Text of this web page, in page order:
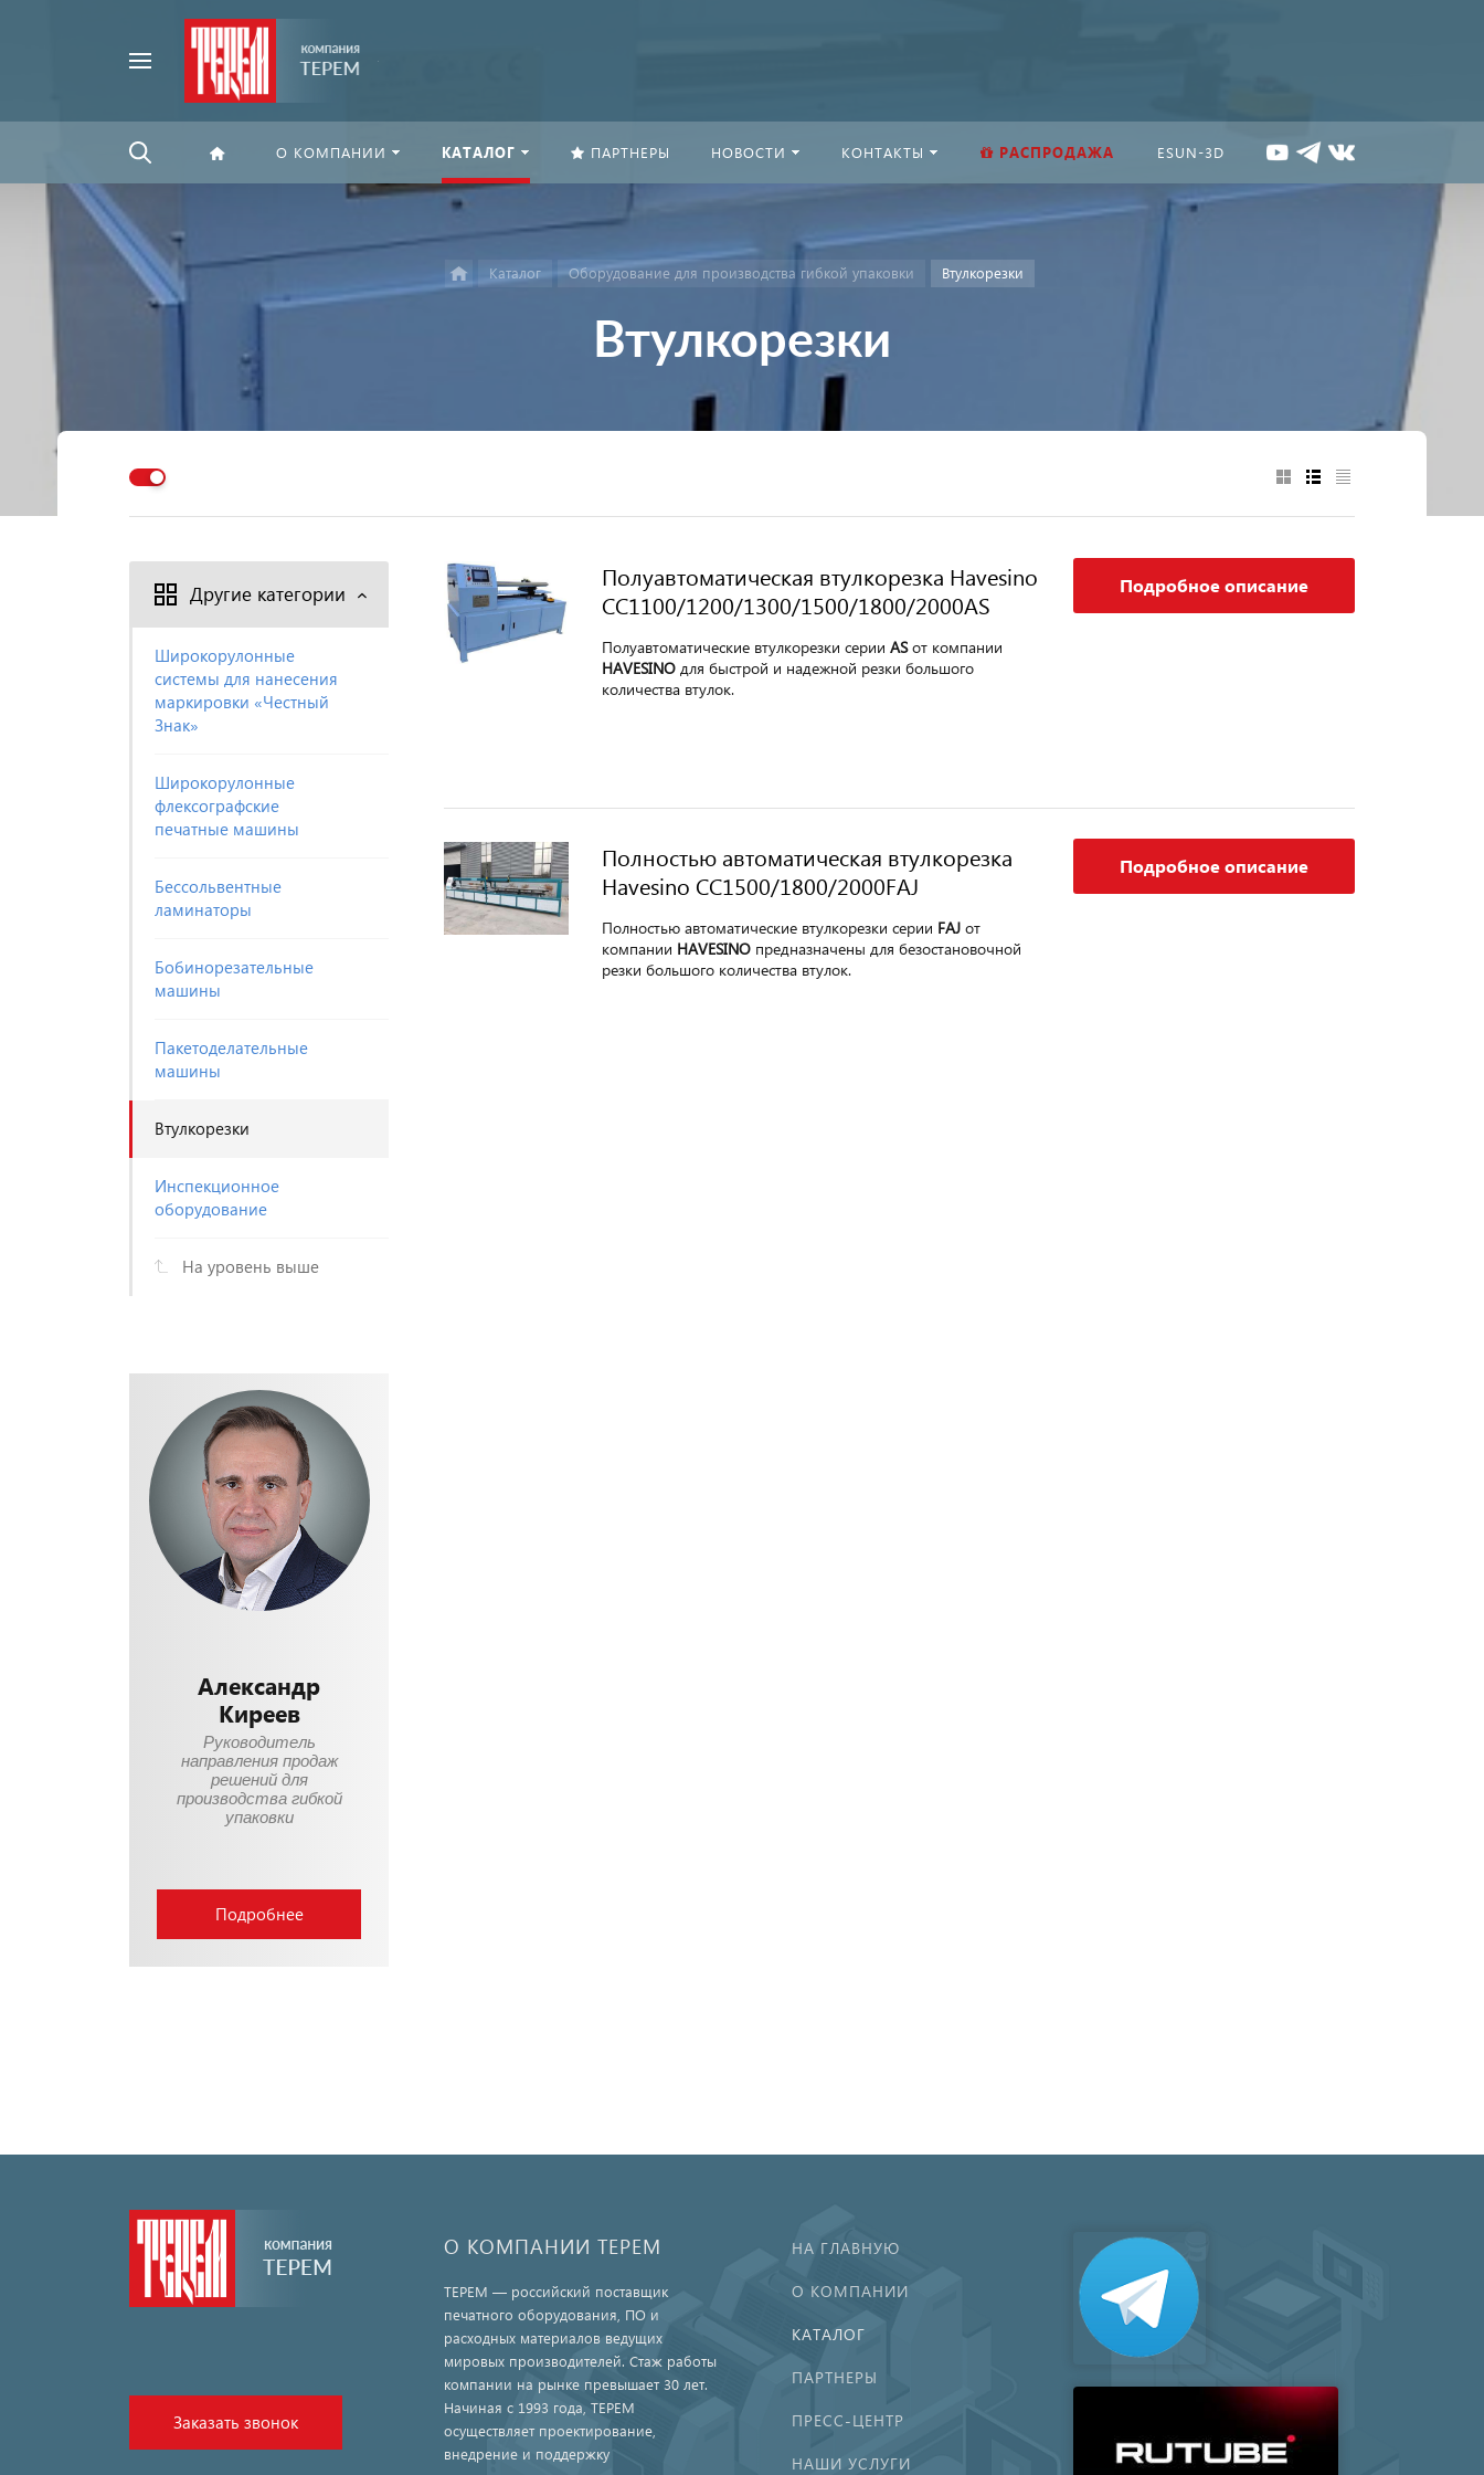
О КОМПАНИИ КАТАЛОГ ПАРТНЕРЫ НОВОСТИ КОНТАКТЫ РАСПРОДАЖА ESUN-3D
Каталог Оборудование для производства гибкой упаковки Втулкорезки
Втулкорезки
Другие категории
Широкорулонные
системы для нанесения
маркировки «Честный
Знак»
Широкорулонные
флексографские
печатные машины
Бессольвентные
ламинаторы
Бобинорезательные
машины
Пакетоделательные
машины
Втулкорезки
Инспекционное
оборудование
На уровень выше
Александр
Киреев
Руководитель
направления продаж
решений для
производства гибкой
упаковки
Подробнее
Полуавтоматическая втулкорезка Havesino
CC1100/1200/1300/1500/1800/2000AS
Полуавтоматические втулкорезки серии ASот компании
HAVESINOдля быстрой и надежной резки большого
количества втулок.
Подробное описание
Полностью автоматическая втулкорезка
Havesino CC1500/1800/2000FAJ
Полностью автоматические втулкорезки серии FAJот
компании HAVESINOпредназначены для безостановочной
резки большого количества втулок.
Подробное описание
Заказать звонок
О КОМПАНИИ ТЕРЕМ
ТЕРЕМ — российский поставщик
печатного оборудования, ПО и
расходных материалов ведущих
мировых производителей. Стаж работы
компании на рынке превышает 30 лет.
Начиная с 1993 года, ТЕРЕМ
осуществляет проектирование,
внедрение и поддержку
НА ГЛАВНУЮ
О КОМПАНИИ
КАТАЛОГ
ПАРТНЕРЫ
ПРЕСС-ЦЕНТР
НАШИ УСЛУГИ